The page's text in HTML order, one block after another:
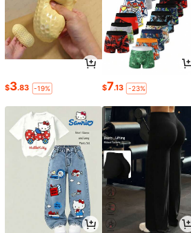
$3.83 -19% $7.13 -23%